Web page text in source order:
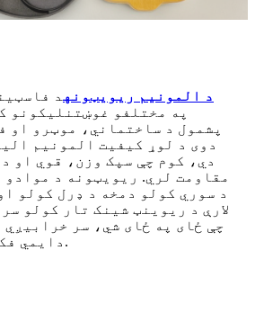
د المونیم ریویټونهد
په مختلفو غوښتنلیکونو
پشمول د ساختماني، موټرو او
دوی د لوړ کیفیت المونیم
دي، کوم چې سپک وزن، قوي او
مقاومت لري. ریویټونه د موادو
د سوري کولو دمخه د ډرل کولو
لارې د ریوینټ شینک تار کولو
چې ځای په ځای شي، سر خرابیږي
دایمي فکسیشن چمتو کړي.